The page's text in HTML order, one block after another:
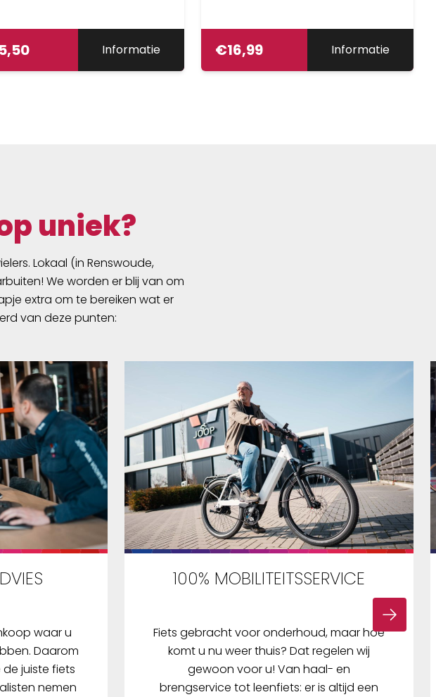
5,50 Informatie €16,99 Informatie
uniek?
Lokaal (in Renswoude,
We worden er blij van om
extra om te bereiken wat er
van deze punten:
waar u
Daarom
de juiste fiets
nemen
100% MOBILITEITSSERVICE
Fiets gebracht voor onderhoud, maar hoe
komt u nu weer thuis? Dat regelen wij
gewoon voor u! Van haal- en
brengservice tot leenfiets: er is altijd een